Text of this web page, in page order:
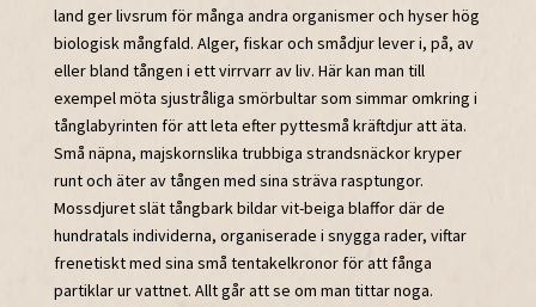
land ger livsrum för många andra organismer och hyser hög
biologisk mångfald. Alger, fiskar och smådjur lever i, på, av
eller bland tången i ett virrvarr av liv. Här kan man till
exempel möta sjustråliga smörbultar som simmar omkring i
tånglabyrinten för att leta efter pyttesmå kräftdjur att äta.
Små näpna, majskornslika trubbiga strandsnäckor kryper
runt och äter av tången med sina sträva rasptungor.
Mossdjuret slät tångbark bildar vit-beiga blaffor där de
hundratals individerna, organiserade i snygga rader, viftar
frenetiskt med sina små tentakelkronor för att fånga
partiklar ur vattnet. Allt går att se om man tittar noga.